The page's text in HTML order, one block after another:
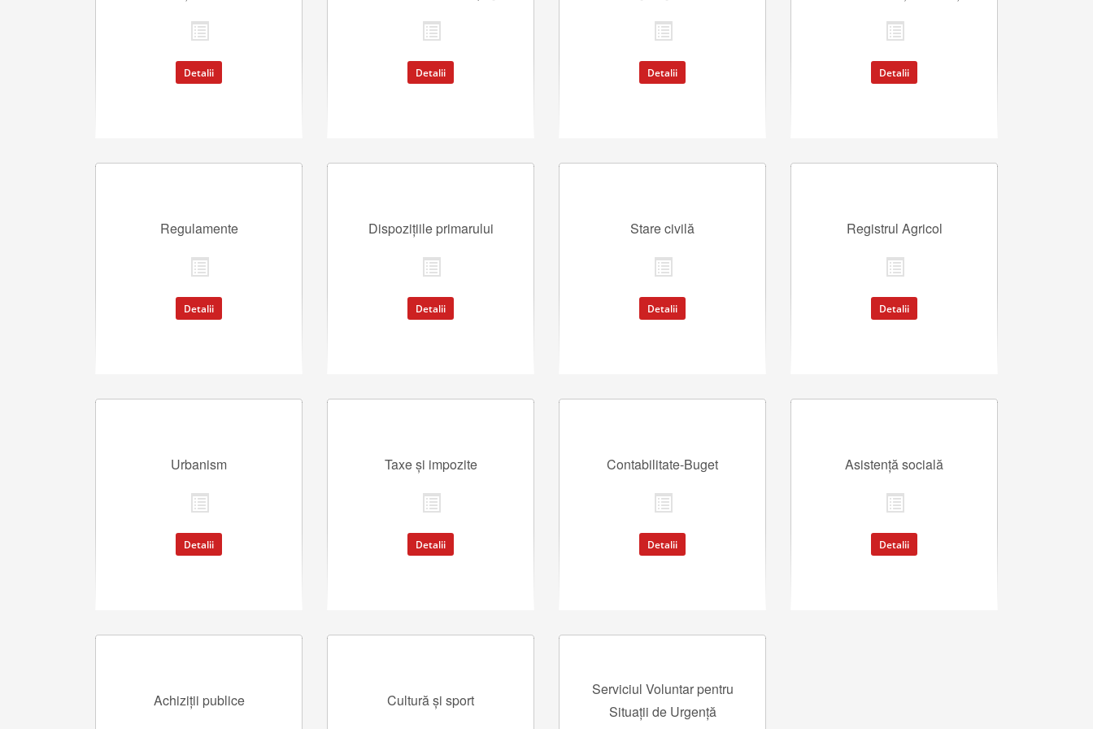
Detalii Detalii Detalii Detalii
Regulamente
Detalii
Dispozițiile primarului
Detalii
Stare civilă
Detalii
Registrul Agricol
Detalii
Urbanism
Detalii
Taxe și impozite
Detalii
Contabilitate-Buget
Detalii
Asistență socială
Detalii
Achiziții publice Cultură și sport
Serviciul Voluntar pentru
Situații de Urgență